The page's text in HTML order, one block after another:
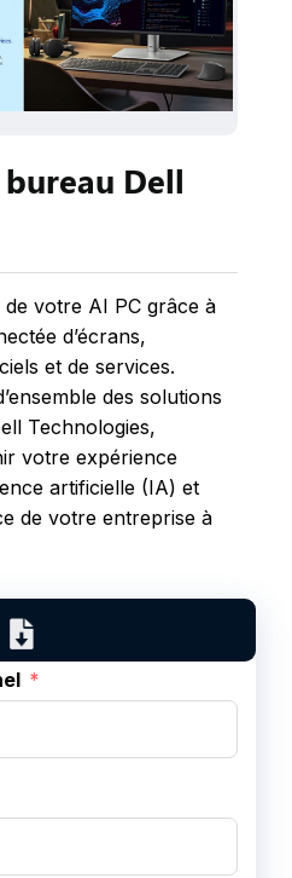
Dell
votre AI PC grâce à
d’écrans,
et de services.
des solutions
Technologies,
votre expérience
artificielle (IA) et
de votre entreprise à